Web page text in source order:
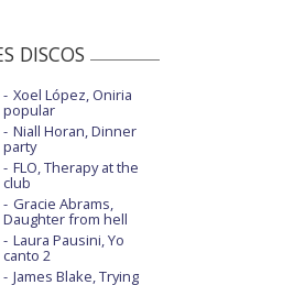
DISCOS
Xoel López, Oniria
popular
Niall Horan, Dinner
party
FLO, Therapy at the
club
Gracie Abrams,
Daughter from hell
Laura Pausini, Yo
canto 2
James Blake, Trying